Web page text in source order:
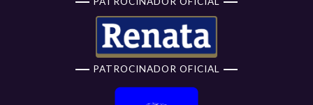
PATROCINADOR OFICIAL